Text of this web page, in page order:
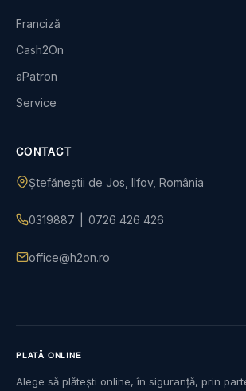
Franciză
Cash2On
aPatron
Service
CONTACT
Ștefăneștii de Jos, Ilfov, România
0319887 0726 426 426
office@h2on.ro
PLATĂ ONLINE
Alege să plătești online, în siguranță, prin